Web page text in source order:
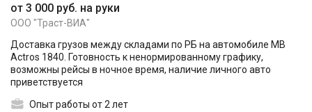
от 3 000 руб. на руки
ООО "Траст-ВИА"
Доставка грузов между складами по РБ на автомобиле MB
Actros 1840. Готовность к ненормированному графику,
возможны рейсы в ночное время, наличие личного авто
приветствуется
Опыт работы от 2 лет